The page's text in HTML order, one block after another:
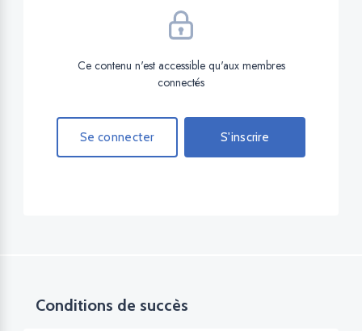
Ce contenu n'est accessible qu'aux membres
connectés
Se connecter S'inscrire
Conditions de succès